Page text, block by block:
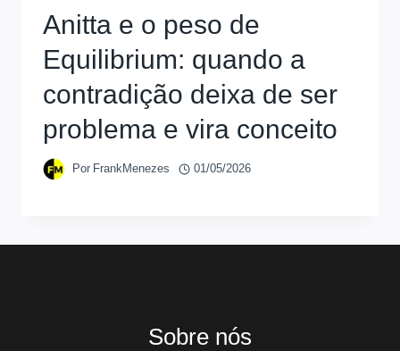
Anitta e o peso de
Equilibrium: quando a
contradição deixa de ser
problema e vira conceito
Por FrankMenezes 01/05/2026
Sobre nós